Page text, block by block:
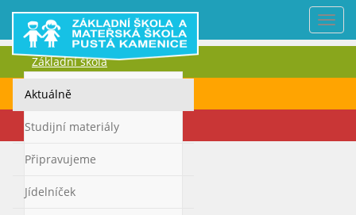
Základní škola
Mateřská škola
Kontakty
Aktuálně
Studijní materiály
Připravujeme
Jídelníček